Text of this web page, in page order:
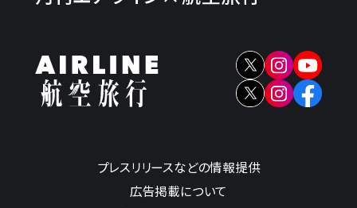
プレスリリースなどの情報提供
広告掲載について